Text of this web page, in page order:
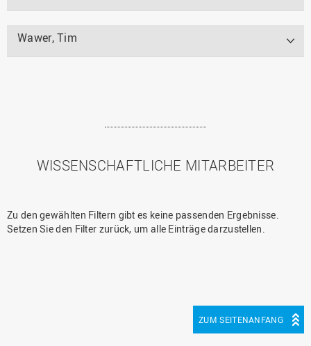
Wawer, Tim
WISSENSCHAFTLICHE MITARBEITER
Vorherige
Seite
Nächste
Seite
Zu den gewählten Filtern gibt es keine passenden Ergebnisse.
Setzen Sie den Filter zurück, um alle Einträge darzustellen.
ZUM SEITENANFANG